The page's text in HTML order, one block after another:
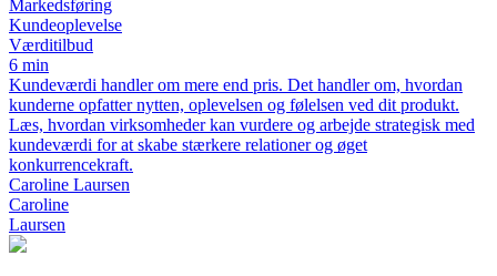
Markedsføring
Kundeoplevelse
Værditilbud
6 min
Kundeværdi handler om mere end pris. Det handler om, hvordan
kunderne opfatter nytten, oplevelsen og følelsen ved dit produkt.
Læs, hvordan virksomheder kan vurdere og arbejde strategisk med
kundeværdi for at skabe stærkere relationer og øget
konkurrencekraft.
Caroline Laursen
Caroline
Laursen